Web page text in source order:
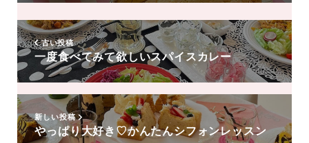
追
加
古い投稿
一度食べてみて欲しいスパイスカレー
新しい投稿
やっぱり大好き♡かんたんシフォンレッスン